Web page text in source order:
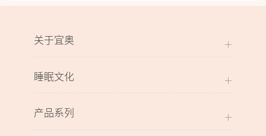
关于宜奥
睡眠文化
产品系列